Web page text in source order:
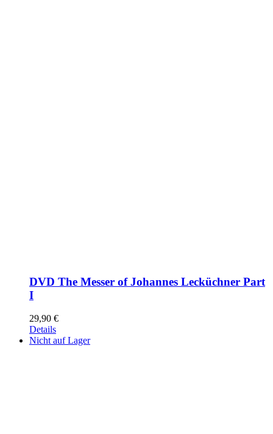
DVD The Messer of Johannes Lecküchner Part
I
29,90 €
Details
Nicht auf Lager